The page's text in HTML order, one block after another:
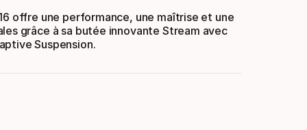
offre une performance, une maîtrise et une
grâce à sa butée innovante Stream avec
Suspension.